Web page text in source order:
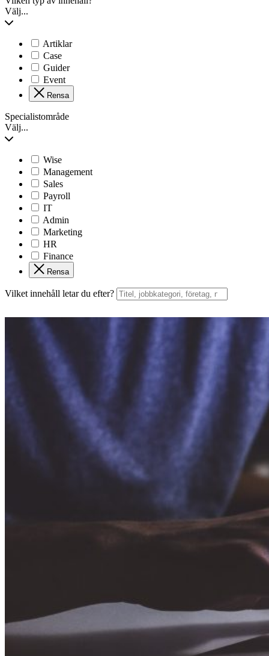
Välj...
Artiklar
Case
Guider
Event
Rensa
Specialistområde
Välj...
Wise
Management
Sales
Payroll
IT
Admin
Marketing
HR
Finance
Rensa
Vilket innehåll letar du efter?